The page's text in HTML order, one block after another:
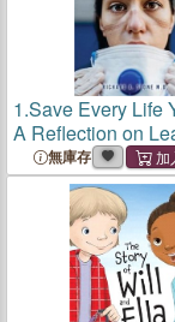
1.Save Every Life
A Reflection on
and Saving Lives
COVID-19
無庫存